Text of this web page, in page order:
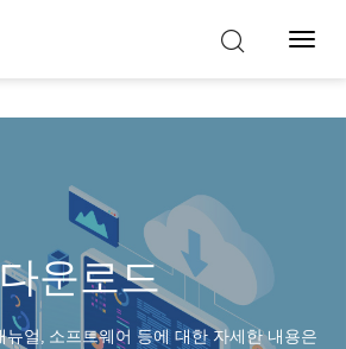
탐
다운로드
뉴얼, 소프트웨어 등에 대한 자세한 내용은